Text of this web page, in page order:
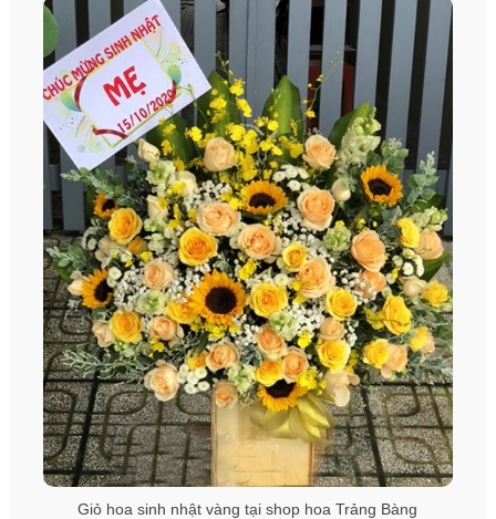
Giỏ hoa sinh nhật vàng tại shop hoa Trảng Bàng